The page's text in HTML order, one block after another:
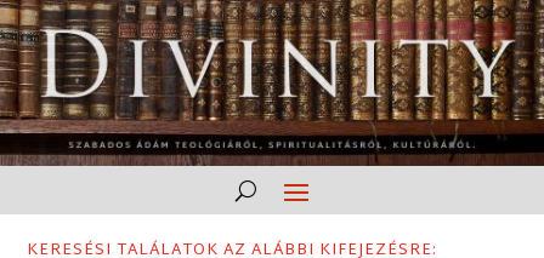
KERESÉSI TALÁLATOK AZ ALÁBBI KIFEJEZÉSRE: